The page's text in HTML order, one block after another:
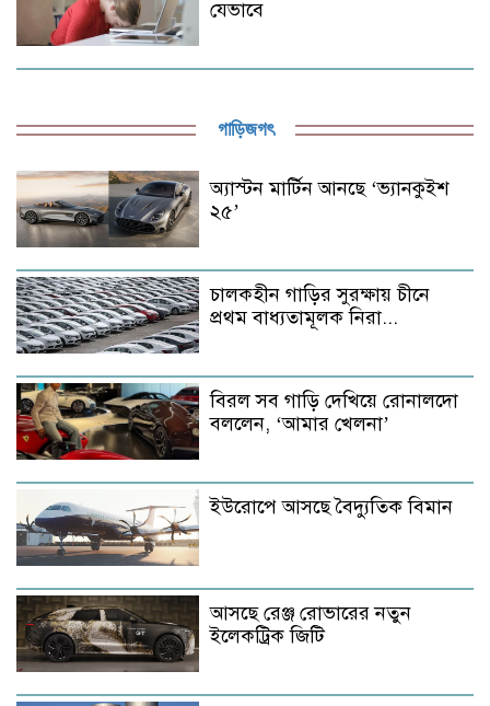
যেভাবে
গাড়িজগৎ
অ্যাস্টন মার্টিন আনছে ‘ভ্যানকুইশ
২৫’
চালকহীন গাড়ির সুরক্ষায় চীনে
প্রথম বাধ্যতামূলক নিরা...
বিরল সব গাড়ি দেখিয়ে রোনালদো
বললেন, ‘আমার খেলনা’
ইউরোপে আসছে বৈদ্যুতিক বিমান
আসছে রেঞ্জ রোভারের নতুন
ইলেকট্রিক জিটি